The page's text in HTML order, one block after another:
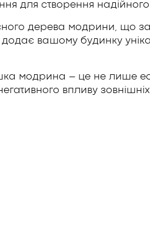
для створення
дерева модрини, що
вашому будинку
модрина – це не лише
впливу